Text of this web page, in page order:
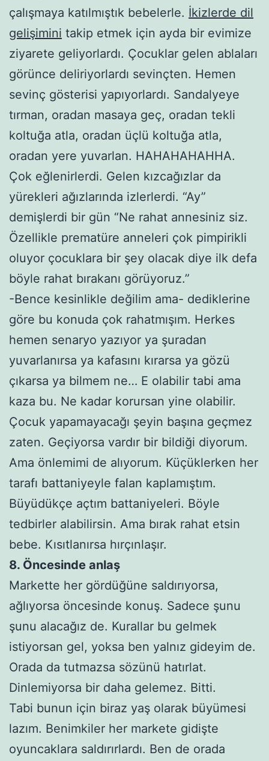
çalışmaya katılmıştık bebelerle. İkizlerde dil
gelişimini takip etmek için ayda bir evimize
ziyarete geliyorlardı. Çocuklar gelen ablaları
görünce deliriyorlardı sevinçten. Hemen
sevinç gösterisi yapıyorlardı. Sandalyeye
tırman, oradan masaya geç, oradan tekli
koltuğa atla, oradan üçlü koltuğa atla,
oradan yere yuvarlan. HAHAHAHAHHA.
Çok eğlenirlerdi. Gelen kızcağızlar da
yürekleri ağızlarında izlerlerdi. “Ay”
demişlerdi bir gün “Ne rahat annesiniz siz.
Özellikle prematüre anneleri çok pimpirikli
oluyor çocuklara bir şey olacak diye ilk defa
böyle rahat bırakanı görüyoruz.”
-Bence kesinlikle değilim ama- dediklerine
göre bu konuda çok rahatmışım. Herkes
hemen senaryo yazıyor ya şuradan
yuvarlanırsa ya kafasını kırarsa ya gözü
çıkarsa ya bilmem ne… E olabilir tabi ama
kaza bu. Ne kadar korursan yine olabilir.
Çocuk yapamayacağı şeyin başına geçmez
zaten. Geçiyorsa vardır bir bildiği diyorum.
Ama önlemimi de alıyorum. Küçüklerken her
tarafı battaniyeyle falan kaplamıştım.
Büyüdükçe açtım battaniyeleri. Böyle
tedbirler alabilirsin. Ama bırak rahat etsin
bebe. Kısıtlanırsa hırçınlaşır.
8. Öncesinde anlaş
Markette her gördüğüne saldırıyorsa,
ağlıyorsa öncesinde konuş. Sadece şunu
şunu alacağız de. Kurallar bu gelmek
istiyorsan gel, yoksa ben yalnız gideyim de.
Orada da tutmazsa sözünü hatırlat.
Dinlemiyorsa bir daha gelemez. Bitti.
Tabi bunun için biraz yaş olarak büyümesi
lazım. Benimkiler her markete gidişte
oyuncaklara saldırırlardı. Ben de orada